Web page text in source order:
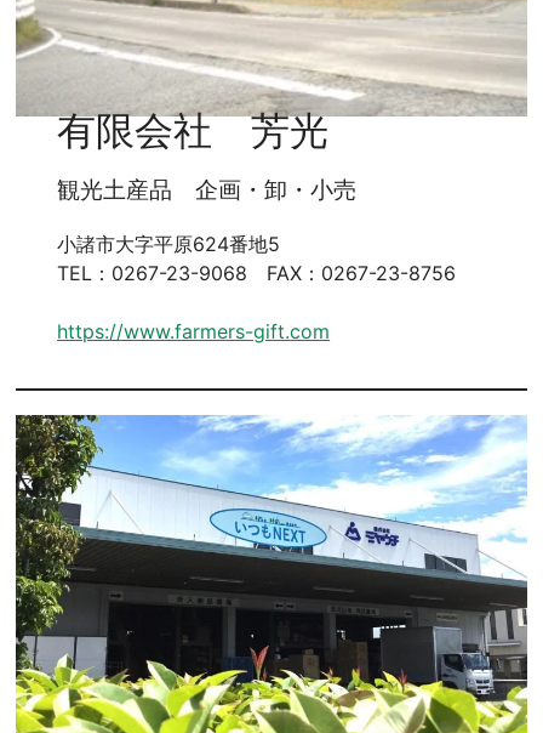
有限会社 芳光
観光土産品 企画・卸・小売
小諸市大字平原624番地5
TEL：0267-23-9068 FAX：0267-23-8756
https://www.farmers-gift.com